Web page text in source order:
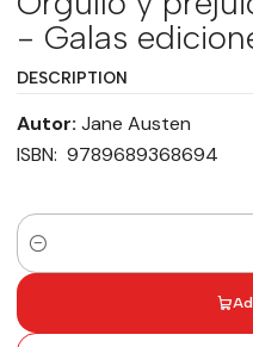
- Galas
DESCRIPTION
Autor: Jane Austen
ISBN: 9789689368694
Quantity